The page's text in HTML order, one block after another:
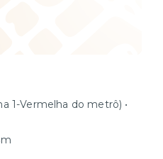
1-Vermelha do metrô) •